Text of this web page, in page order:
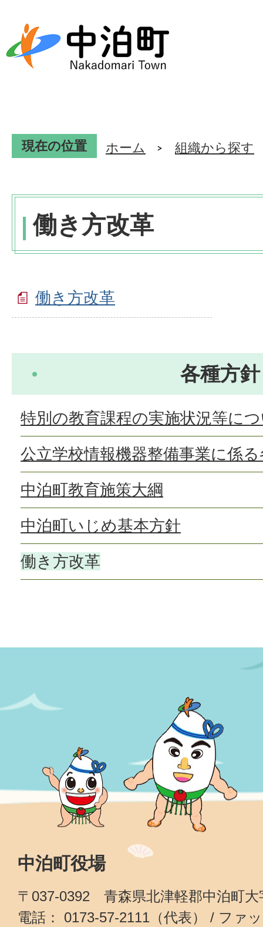
現在の位置 ホーム 組織から探す
働き方改革
働き方改革
各種方針
特別の教育課程の実施状況等に
公立学校情報機器整備事業に係
中泊町教育施策大綱
中泊町いじめ基本方針
働き方改革
中泊町役場
〒037-0392 青森県北津軽郡中泊町大
電話： 0173-57-2111（代表） / ファ